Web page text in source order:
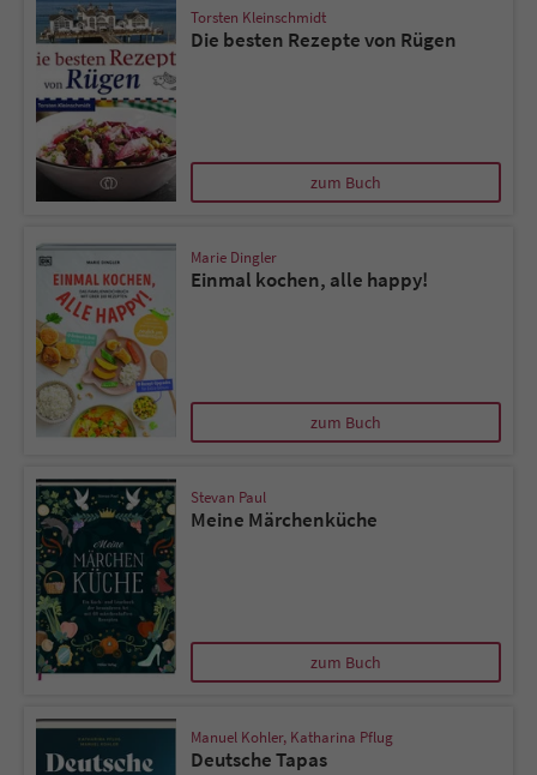
Torsten Kleinschmidt
Die besten Rezepte von Rügen
zum Buch
Marie Dingler
Einmal kochen, alle happy!
zum Buch
Stevan Paul
Meine Märchenküche
zum Buch
Manuel Kohler, Katharina Pflug
Deutsche Tapas